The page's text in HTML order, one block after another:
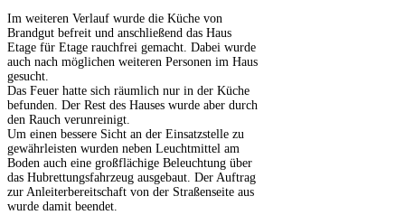
Im weiteren Verlauf wurde die Küche von
Brandgut befreit und anschließend das Haus
Etage für Etage rauchfrei gemacht. Dabei wurde
auch nach möglichen weiteren Personen im Haus
gesucht.
Das Feuer hatte sich räumlich nur in der Küche
befunden. Der Rest des Hauses wurde aber durch
den Rauch verunreinigt.
Um einen bessere Sicht an der Einsatzstelle zu
gewährleisten wurden neben Leuchtmittel am
Boden auch eine großflächige Beleuchtung über
das Hubrettungsfahrzeug ausgebaut. Der Auftrag
zur Anleiterbereitschaft von der Straßenseite aus
wurde damit beendet.